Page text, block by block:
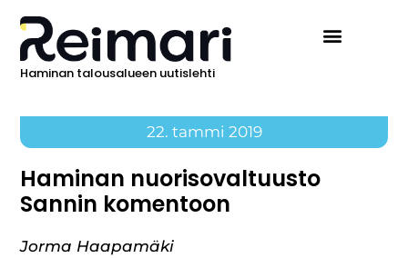
Haminan talousalueen uutislehti
22. tammi 2019
Haminan nuorisovaltuusto
Sannin komentoon
Jorma Haapamäki